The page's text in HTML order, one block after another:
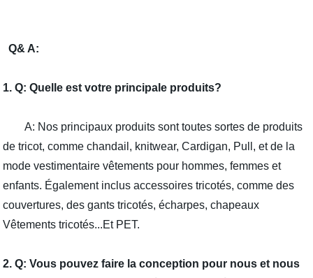
Q& A:
1. Q: Quelle est votre principale produits?
A: Nos principaux produits sont toutes sortes de produits
de tricot, comme chandail, knitwear, Cardigan, Pull, et de la
mode vestimentaire vêtements pour hommes, femmes et
enfants. Également inclus accessoires tricotés, comme des
couvertures, des gants tricotés, écharpes, chapeaux
Vêtements tricotés...Et PET.
2. Q: Vous pouvez faire la conception pour nous et nous